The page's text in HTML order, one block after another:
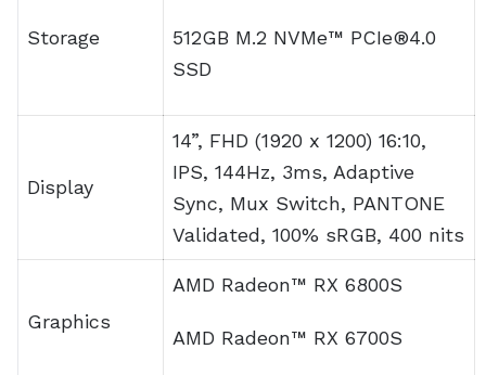
1x card reader (microSD) (UHS-
II),
1x 3.5mm Combo Audio Jack
Camera
720P HD IR camera with
Windows Hello facial
recognition
Wi-Fi 6E (802.11ax) + Bluetooth